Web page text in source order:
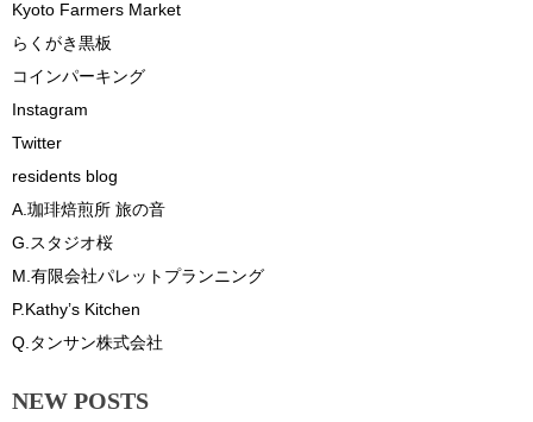
Kyoto Farmers Market
らくがき黒板
コインパーキング
Instagram
Twitter
residents blog
A.珈琲焙煎所 旅の音
G.スタジオ桜
M.有限会社パレットプランニング
P.Kathy’s Kitchen
Q.タンサン株式会社
NEW POSTS